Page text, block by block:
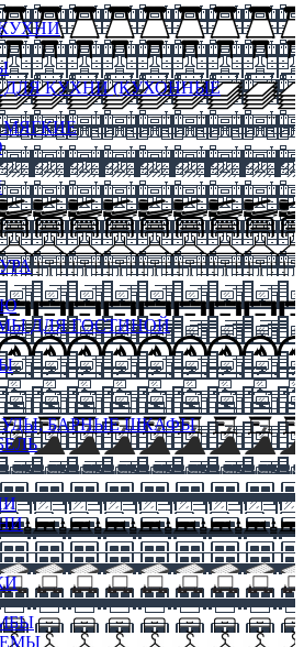
КУХНИ (КУХОННЫЕ
ДЛЯ ГОСТИНОЙ
БАРНЫЕ ШКАФЫ